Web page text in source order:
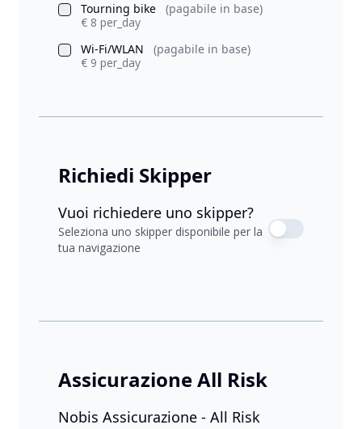
Tourning bike
(pagabile in base)
€ 8 per_day
Wi-Fi/WLAN
(pagabile in base)
€ 9 per_day
Richiedi Skipper
Vuoi richiedere uno skipper?
Seleziona uno skipper disponibile per la
tua navigazione
Assicurazione All Risk
Nobis Assicurazione - All Risk